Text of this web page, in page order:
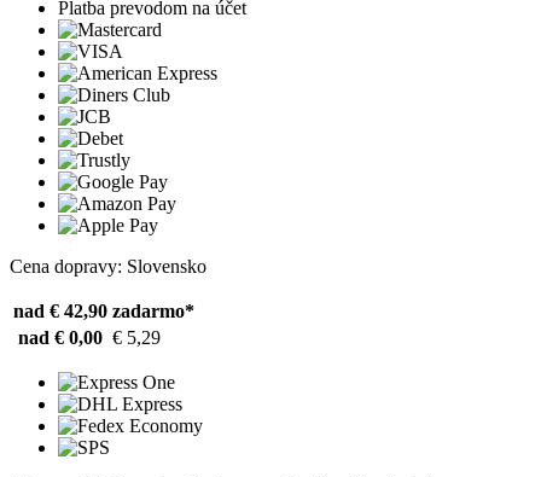
Platba prevodom na účet
Cena dopravy: Slovensko
nad € 42,90 zadarmo*
nad € 0,00 € 5,29